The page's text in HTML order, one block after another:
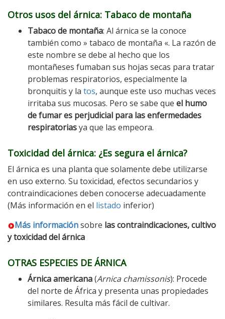
Otros usos del árnica: Tabaco de montaña
Tabaco de montaña: Al árnica se la conoce
también como » tabaco de montaña «. La razón de
este nombre se debe al hecho que los
montañeses fumaban sus hojas secas para tratar
problemas respiratorios, especialmente la
bronquitis y la tos, aunque este uso muchas veces
irritaba sus mucosas. Pero se sabe que el humo
de fumar es perjudicial para las enfermedades
respiratoriasya que las empeora.
Toxicidad del árnica: ¿Es segura el árnica?
El árnica es una planta que solamente debe utilizarse
en uso externo. Su toxicidad, efectos secundarios y
contraindicaciones deben conocerse adecuadamente
(Más información en el listado inferior)
Más informaciónsobre las contraindicaciones, cultivo
y toxicidad del árnica
OTRAS ESPECIES DE ÁRNICA
Árnica americana(Arnica chamissonis): Procede
del norte de África y presenta unas propiedades
similares. Resulta más fácil de cultivar.